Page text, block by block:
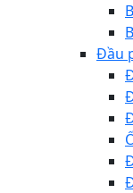
Đầu